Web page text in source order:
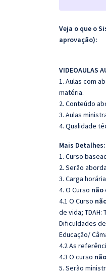
Veja o que o
aprovação):
VIDEOAULAS
1. Aulas com
matéria.
2. Conteúdo
3. Aulas
4. Qualidade
Mais Detalhes:
1. Curso
2. Serão
3. Carga
4. O Curso não
4.1 O Curso
de vida;
Dificuldades
Educação/
4.2 As
4.3 O curso não
5. Serão